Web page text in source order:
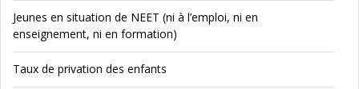
Jeunes en situation de NEET (ni à l’emploi, ni en
enseignement, ni en formation)
Taux de privation des enfants